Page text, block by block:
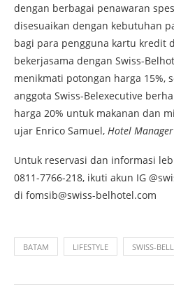
dengan berbagai penawaran
disesuaikan dengan kebutuhan
bagi para pengguna kartu kredit
bekerjasama dengan Swiss-
menikmati potongan harga 15%,
anggota Swiss-Belexecutive
harga 20% untuk makanan dan
ujar Enrico Samuel, Hotel Manager
Untuk reservasi dan informasi
0811-7766-218, ikuti akun IG
di fomsib@swiss-belhotel.com
BATAM LIFESTYLE SWISS-BELL